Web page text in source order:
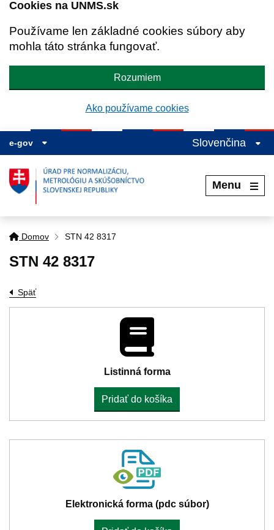
Cookies na UNMS.sk
Používame len základné cookies súbory aby
mohla táto stránka fungovať.
Rozumiem
Ako používame cookies
e-gov Slovenčina
Menu
Domov STN 42 8317
STN 42 8317
Späť
Listinná forma
Pridať do košíka
Elektronická forma (pdc súbor)